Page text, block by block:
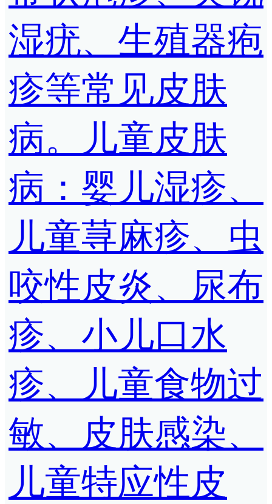
湿疣、生殖器疱
疹等常见皮肤
病。儿童皮肤
病：婴儿湿疹、
儿童荨麻疹、虫
咬性皮炎、尿布
疹、小儿口水
疹、儿童食物过
敏、皮肤感染、
儿童特应性皮